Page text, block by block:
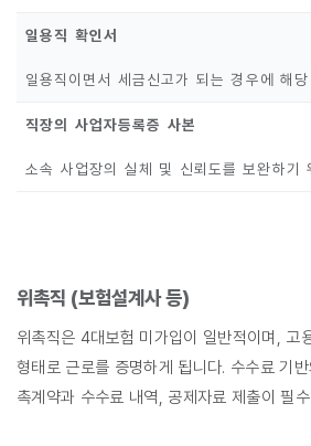
일용직 확인서
일용직이면서 세금신고가 되는 경우에 해당
직장의 사업자등록증 사본
소속 사업장의 실체 및 신뢰도를 보완하기
위촉직 (보험설계사 등)
위촉직은 4대보험 미가입이 일반적이며, 고
형태로 근로를 증명하게 됩니다. 수수료 기
촉계약과 수수료 내역, 공제자료 제출이 필